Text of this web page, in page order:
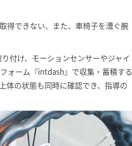
得できない、また、車椅子を漕ぐ腕
付け、モーションセンサーやジャイ
ォーム『intdash』で収集・蓄積する
体の状態も同時に確認でき、指導の